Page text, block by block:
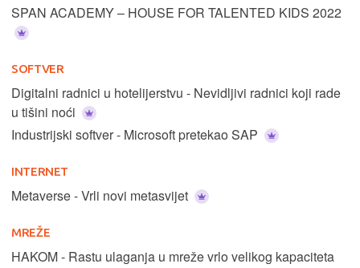
SPAN ACADEMY – HOUSE FOR TALENTED KIDS 2022
SOFTVER
Digitalni radnici u hotelijerstvu - Nevidljivi radnici koji rade
u tišini noći
Industrijski softver - Microsoft pretekao SAP
INTERNET
Metaverse - Vrli novi metasvijet
MREŽE
HAKOM - Rastu ulaganja u mreže vrlo velikog kapaciteta